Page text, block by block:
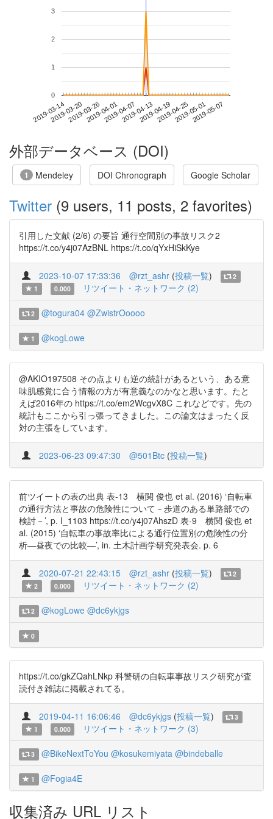
2019-03-142019-03-202019-03-262019-04-012019-04-072019-04-132019-04-192019-04-252019-05-012019-05-07
0
1
2
3
外部データベース (DOI)
1 Mendeley DOI Chronograph Google Scholar
Twitter (9 users, 11 posts, 2 favorites)
引用した文献 (2/6) の要旨 通行空間別の事故リスク2
https://t.co/y4j07AzBNL https://t.co/qYxHiSkKye
2023-10-07 17:33:36 @rzt_ashr (投稿一覧)
2
1
0.000 リツイート・ネットワーク (2)
2 @togura04 @ZwistrOoooo
1 @kogLowe
@AKIO197508 その点よりも逆の統計があるという、ある意
味肌感覚に合う情報の方が有意義なのかなと思います。たと
えば2016年の https://t.co/em2WcgvX8C これなどです。先の
統計もここから引っ張ってきました。この論文はまったく反
対の主張をしています。
2023-06-23 09:47:30 @501Btc (投稿一覧)
前ツイートの表の出典 表-13 横関 俊也 et al. (2016) ‘自転車
の通行方法と事故の危険性について－歩道のある単路部での
検討－’, p. I_1103 https://t.co/y4j07AhszD 表-9 横関 俊也 et
al. (2015) ‘自転車の事故率比による通行位置別の危険性の分
析―昼夜での比較―’, in. 土木計画学研究発表会. p. 6
2020-07-21 22:43:15 @rzt_ashr (投稿一覧)
2
2
0.000 リツイート・ネットワーク (2)
2 @kogLowe @dc6ykjgs
0
https://t.co/gkZQahLNkp 科警研の自転車事故リスク研究が査
読付き雑誌に掲載されてる。
2019-04-11 16:06:46 @dc6ykjgs (投稿一覧)
3
1
0.000 リツイート・ネットワーク (3)
3 @BikeNextToYou @kosukemiyata @bindeballe
1 @Fogia4E
収集済み URL リスト